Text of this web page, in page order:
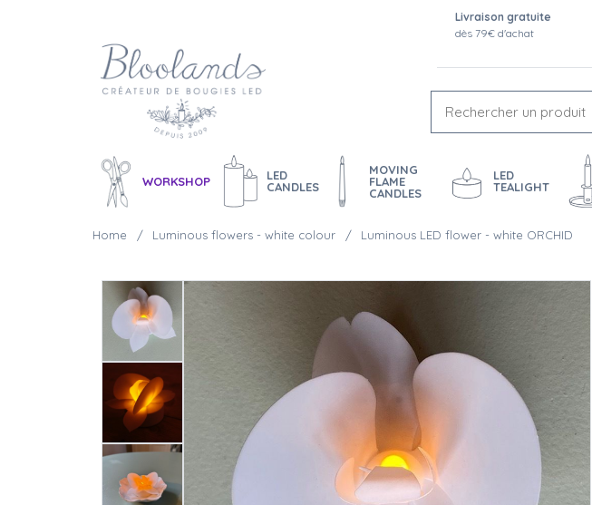
Livraison gratuite
dès 79€ d'achat
WORKSHOP
LED
CANDLES
MOVING
FLAME
CANDLES
LED
TEALIGHT
Home Luminous flowers - white colour Luminous LED flower - white ORCHID